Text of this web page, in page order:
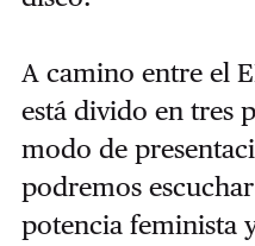
A camino entre el
está divido en tres
modo de
podremos
potencia feminista